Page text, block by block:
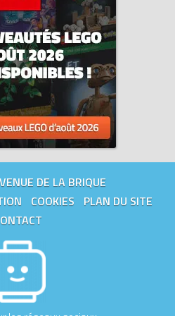
DE LA BRIQUE
COOKIES
PLAN DU SITE